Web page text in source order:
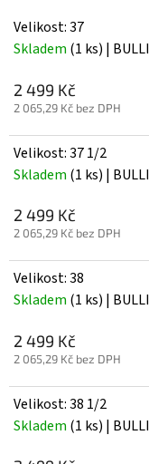
Velikost: 37
Skladem (1 ks) |
2 499 Kč
2 065,29 Kč bez DPH
Velikost: 37 1/2
Skladem (1 ks) |
2 499 Kč
2 065,29 Kč bez DPH
Velikost: 38
Skladem (1 ks) |
2 499 Kč
2 065,29 Kč bez DPH
Velikost: 38 1/2
Skladem (1 ks) |